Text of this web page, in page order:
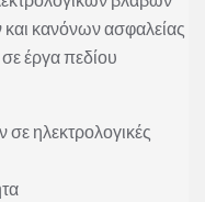
κανόνων ασφαλείας
έργα πεδίου
ηλεκτρολογικές